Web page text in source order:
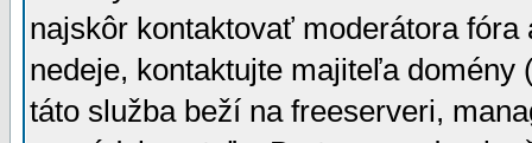
najskôr kontaktovať moderátora
nedeje, kontaktujte majiteľa
táto služba beží na freeserveri,